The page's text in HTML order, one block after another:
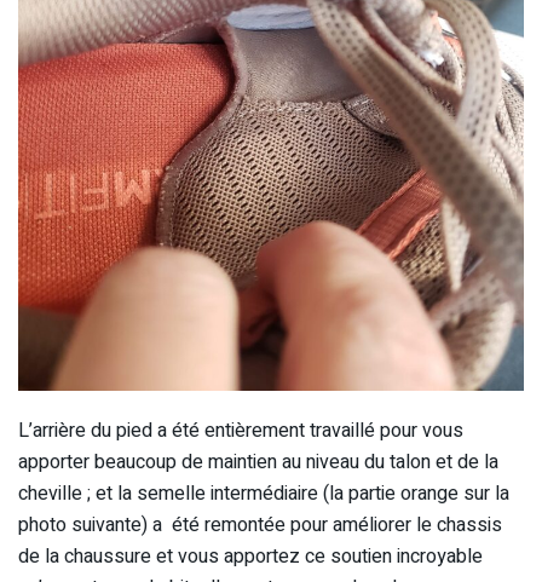
L’arrière du pied a été entièrement travaillé pour vous
apporter beaucoup de maintien au niveau du talon et de la
cheville ; et la semelle intermédiaire (la partie orange sur la
photo suivante) a été remontée pour améliorer le chassis
de la chaussure et vous apportez ce soutien incroyable